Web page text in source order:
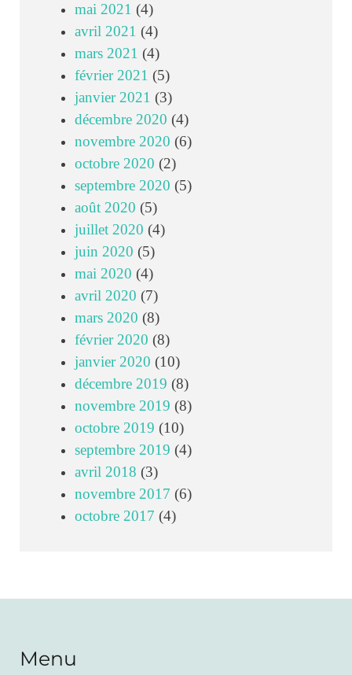
mai 2021 (4)
avril 2021 (4)
mars 2021 (4)
février 2021 (5)
janvier 2021 (3)
décembre 2020 (4)
novembre 2020 (6)
octobre 2020 (2)
septembre 2020 (5)
août 2020 (5)
juillet 2020 (4)
juin 2020 (5)
mai 2020 (4)
avril 2020 (7)
mars 2020 (8)
février 2020 (8)
janvier 2020 (10)
décembre 2019 (8)
novembre 2019 (8)
octobre 2019 (10)
septembre 2019 (4)
avril 2018 (3)
novembre 2017 (6)
octobre 2017 (4)
Menu